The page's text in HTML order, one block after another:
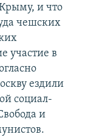
и что
чешских
участие в
ездили
социал-
и